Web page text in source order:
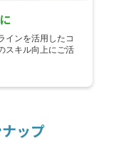
インを活用したコ
スキル向上にご活
ップ